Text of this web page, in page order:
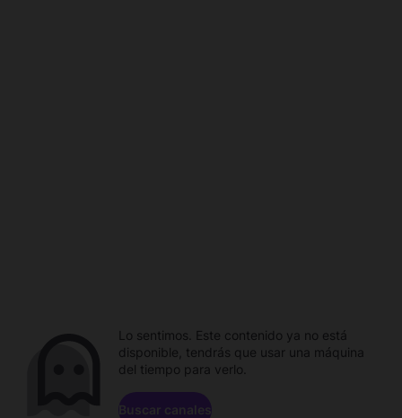
Lo sentimos. Este contenido ya no está
disponible, tendrás que usar una máquina
del tiempo para verlo.
Buscar canales